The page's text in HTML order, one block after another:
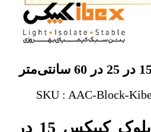
SKU : AAC-Block-
خرید اینترنتی بلوک کیبکس 15 در